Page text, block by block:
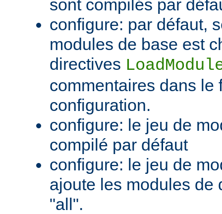
sont compilés par
configure: par défaut,
modules de base est
directives
commentaires dans le
configuration.
configure: le jeu de
compilé par défaut
configure: le jeu de
ajoute les modules de
"all".